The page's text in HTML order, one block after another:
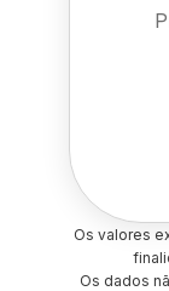
Os valores
Os dados